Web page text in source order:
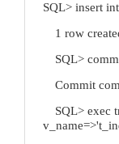
SQL> insert
1 row
SQL>
Commit
SQL> exec